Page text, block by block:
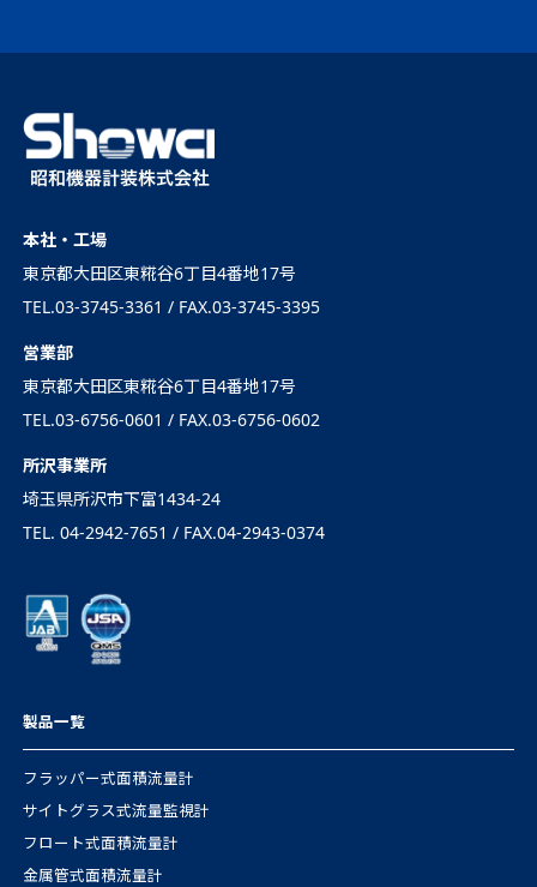
本社・工場
東京都大田区東糀谷6丁目4番地17号
TEL.03-3745-3361 / FAX.03-3745-3395
営業部
東京都大田区東糀谷6丁目4番地17号
TEL.03-6756-0601 / FAX.03-6756-0602
所沢事業所
埼玉県所沢市下富1434-24
TEL. 04-2942-7651 / FAX.04-2943-0374
製品一覧
フラッパー式面積流量計
サイトグラス式流量監視計
フロート式面積流量計
金属管式面積流量計